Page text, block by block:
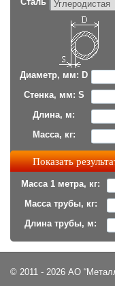
Диаметр, мм: D
Стенка, мм: S
Длина, м:
Масса, кг:
Масса 1 метра, кг:
Масса трубы, кг:
Длина трубы, м:
© 2011 - 2026 АО